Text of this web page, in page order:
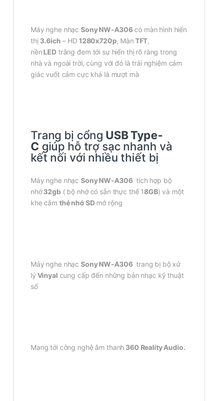
Máy nghe nhạcSony NW-A306có màn hình hiển
thị 3.6ich – HD 1280x720p, Màn TFT,
nền LED trắng đem tới sự hiển thị rõ ràng trong
nhà và ngoài trời, cùng với đó là trải nghiệm cảm
giác vuốt cảm cực khá là mượt mà
Trang bị cổng USB Type-
C giúp hỗ trợ sạc nhanh và
kết nối với nhiều thiết bị
Máy nghe nhạcSony NW-A306tích hợp bộ
nhớ32gb( bộ nhớ có sẵn thực thế 18GB) và một
khe cắm thẻ nhớ SDmở rộng
Máy nghe nhạcSony NW-A306trang bị bộ xử
lý Vinyal cung cấp đến những bản nhạc kỹ thuật
số
Mang tới công nghệ âm thanh 360 Reality Audio.